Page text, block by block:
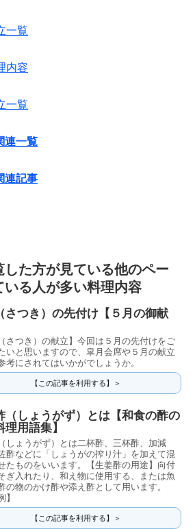
一覧
内容
一覧
連一覧
連記事
した方が見ている他のペー
いる人が多い料理内容
さつき）の先付け【５月の御献
さつき）の献立】今回は５月の先付けをご
いと思いますので、皐月会席や５月の献立
考にされてはいかがでしょうか。
【この記事を利用する】＞
（しょうがず）とは【和食の酢の
理用語集】
しょうがず）とは二杯酢、三杯酢、加減
酢などに「しょうがの搾り汁」を加えて混
たものをいいます。【生姜酢の用途】向付
ぎ入れたり、和え物に使用する、または魚
の物のかけ酢や添え酢として用います。
】
【この記事を利用する】＞